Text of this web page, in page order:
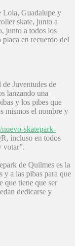
Lola, Guadalupe y
skate, junto a
junto a todos los
en recuerdo del
Juventudes de
lanzando una
y los pibes que
mismos el nombre y
skatepark-
incluso en todos
votar”.
de Quilmes es la
y a las pibas para que
que tiene que ser
dedicarse y